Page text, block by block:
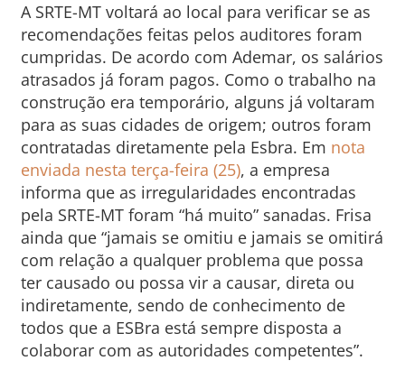
A SRTE-MT voltará ao local para verificar se as
recomendações feitas pelos auditores foram
cumpridas. De acordo com Ademar, os salários
atrasados já foram pagos. Como o trabalho na
construção era temporário, alguns já voltaram
para as suas cidades de origem; outros foram
contratadas diretamente pela Esbra. Em nota
enviada nesta terça-feira (25), a empresa
informa que as irregularidades encontradas
pela SRTE-MT foram “há muito” sanadas. Frisa
ainda que “jamais se omitiu e jamais se omitirá
com relação a qualquer problema que possa
ter causado ou possa vir a causar, direta ou
indiretamente, sendo de conhecimento de
todos que a ESBra está sempre disposta a
colaborar com as autoridades competentes”.